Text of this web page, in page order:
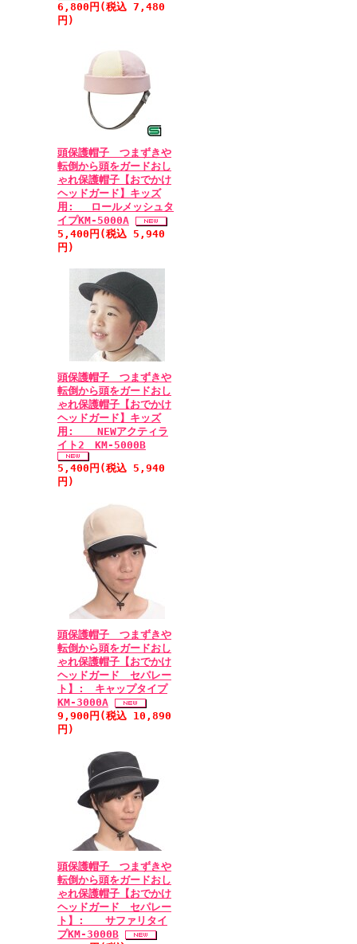
6,800円(税込 7,480
円)
頭保護帽子 つまずきや
転倒から頭をガードおし
ゃれ保護帽子【おでかけ
ヘッドガード】キッズ
用: ロールメッシュタ
イプKM-5000A
5,400円(税込 5,940
円)
頭保護帽子 つまずきや
転倒から頭をガードおし
ゃれ保護帽子【おでかけ
ヘッドガード】キッズ
用: NEWアクティラ
イト2 KM-5000B
5,400円(税込 5,940
円)
頭保護帽子 つまずきや
転倒から頭をガードおし
ゃれ保護帽子【おでかけ
ヘッドガード セパレー
ト】: キャップタイプ
KM-3000A
9,900円(税込 10,890
円)
頭保護帽子 つまずきや
転倒から頭をガードおし
ゃれ保護帽子【おでかけ
ヘッドガード セパレー
ト】: サファリタイ
プKM-3000B